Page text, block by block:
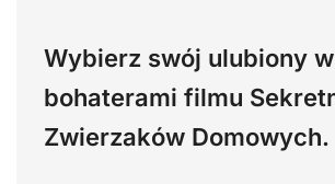
Wybierz swój ulubiony
bohaterami filmu
Zwierzaków Domowych.